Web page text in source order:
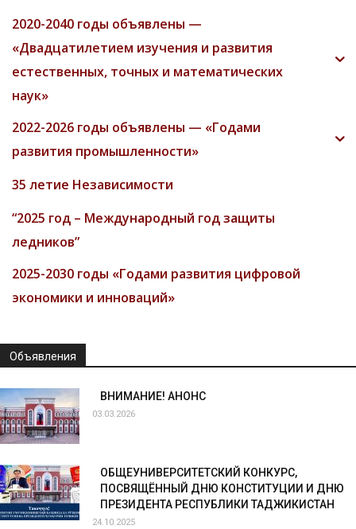
2020-2040 годы объявлены —
«Двадцатилетием изучения и развития
естественных, точных и математических
наук»
2022-2026 годы объявлены — «Годами
развития промышленности»
35 летие Независимости
“2025 год – Международный год защиты
ледников”
2025-2030 годы «Годами развития цифровой
экономики и инноваций»
Объявления
ВНИМАНИЕ! АНОНС
03.03.2026
ОБЩЕУНИВЕРСИТЕТСКИЙ КОНКУРС,
ПОСВЯЩЁННЫЙ ДНЮ КОНСТИТУЦИИ И ДНЮ
ПРЕЗИДЕНТА РЕСПУБЛИКИ ТАДЖИКИСТАН
24.10.2025